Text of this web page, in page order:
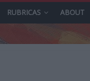
RUBRICAS ABOUT